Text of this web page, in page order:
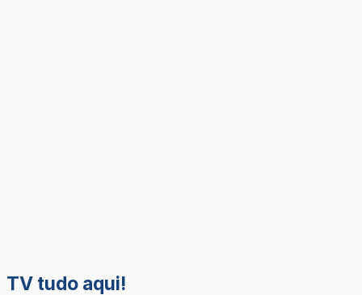
TV tudo aqui!